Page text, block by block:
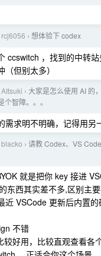
› 想体验下 codex
ccswitch ，找到的中转
但别太多）
› 大家是怎么使用 AI 的
智障。。。
需求明不明确，记得用另
› 请教 Codex、VS
就是把你 key 接进
东西其实差不多,区别主
近 VSCode 更新后内置
不错
较好用，比较直观查看各